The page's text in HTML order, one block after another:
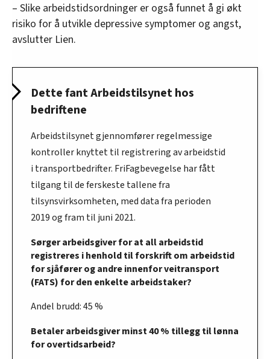
– Slike arbeidstidsordninger er også funnet å gi økt
risiko for å utvikle depressive symptomer og angst,
avslutter Lien.
Dette fant Arbeidstilsynet hos
bedriftene
Arbeidstilsynet gjennomfører regelmessige
kontroller knyttet til registrering av arbeidstid
i transportbedrifter. FriFagbevegelse har fått
tilgang til de ferskeste tallene fra
tilsynsvirksomheten, med data fra perioden
2019 og fram til juni 2021.
Sørger arbeidsgiver for at all arbeidstid
registreres i henhold til forskrift om arbeidstid
for sjåfører og andre innenfor veitransport
(FATS) for den enkelte arbeidstaker?
Andel brudd: 45 %
Betaler arbeidsgiver minst 40 % tillegg til lønna
for overtidsarbeid?